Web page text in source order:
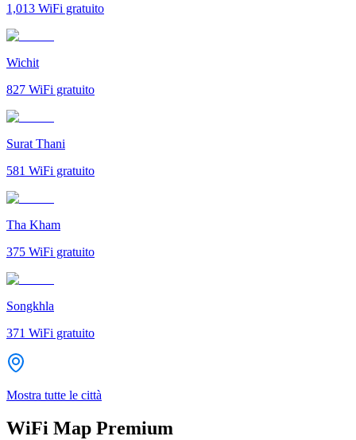
1,013 WiFi gratuito
Wichit
827 WiFi gratuito
Surat Thani
581 WiFi gratuito
Tha Kham
375 WiFi gratuito
Songkhla
371 WiFi gratuito
Mostra tutte le città
WiFi Map Premium